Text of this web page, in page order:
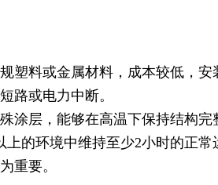
塑料或金属材料，成本较低，安
路或电力中断。
涂层，能够在高温下保持结构完
的环境中维持至少2小时的正常
重要。